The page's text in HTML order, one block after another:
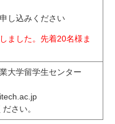
し込みください
ました。先着20名様ま
大学留学生センター
さい。